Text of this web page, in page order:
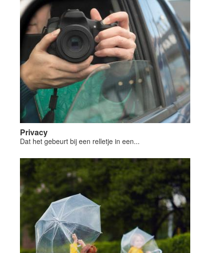
Privacy
Dat het gebeurt bij een relletje in een...